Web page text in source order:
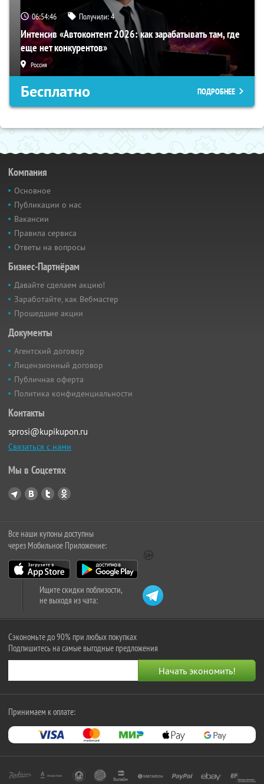
06:54:45 Получили:4
Интенсив «Автоконтент 2026: как зарабатывать там, где
еще нет конкурентов»
Россия
Бесплатно ПОДРОБНЕЕ
Компания
Основное
Публикации о нас
Вакансии
Правила сервиса
Ответы на вопросы
Бизнес-Партнёрам
Давайте сделаем акцию!
Заработайте, как Вебмастер
Прошедшие акции
Документы
Агентский договор
Лицензионный договор
Публичная оферта
Политика конфиденциальности
Контакты
sprosi@kupikupon.ru
Связаться с нами
Мы в Соцсетях
Все наши купоны доступны
через Мобильное Приложение:
Ищите скидки поблизости,
не выходя из чата:
Сэкономьте до 90% при любых покупках
Подпишитесь на самые выгодные предложения
Принимаем к оплате: